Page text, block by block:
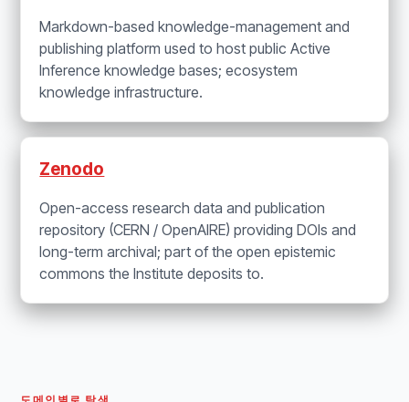
Markdown-based knowledge-management and
publishing platform used to host public Active
Inference knowledge bases; ecosystem
knowledge infrastructure.
Zenodo
Open-access research data and publication
repository (CERN / OpenAIRE) providing DOIs and
long-term archival; part of the open epistemic
commons the Institute deposits to.